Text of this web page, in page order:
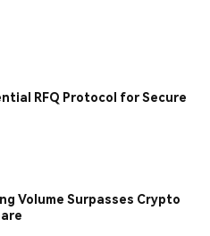
RFQ Protocol for Secure
Volume Surpasses Crypto